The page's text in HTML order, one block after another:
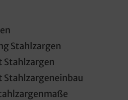
Stahlzargen
Stahlzargen